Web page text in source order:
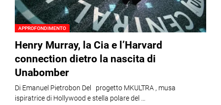
APPROFONDIMENTO
Henry Murray, la Cia e l’Harvard
connection dietro la nascita di
Unabomber
Di Emanuel Pietrobon Del progetto MKULTRA , musa
ispiratrice di Hollywood e stella polare del …